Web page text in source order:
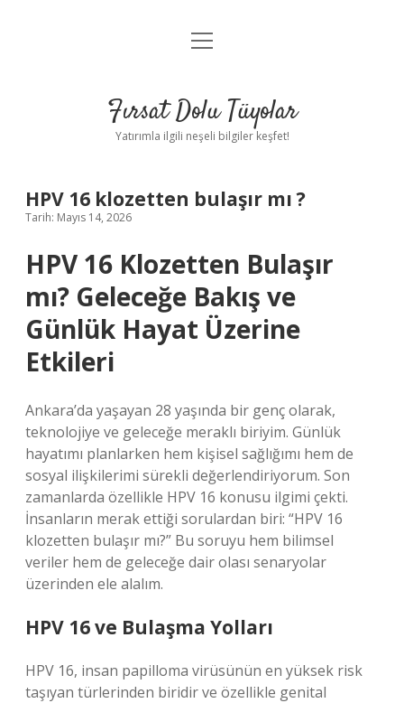
Gizlilik Politikası
Yasal Uyarı
menüyü
Fırsat Dolu Tüyolar
Yatırımla ilgili neşeli bilgiler keşfet!
HPV 16 klozetten bulaşır mı ?
Tarih: Mayıs 14, 2026
HPV 16 Klozetten Bulaşır
mı? Geleceğe Bakış ve
Günlük Hayat Üzerine
Etkileri
Ankara’da yaşayan 28 yaşında bir genç olarak,
teknolojiye ve geleceğe meraklı biriyim. Günlük
hayatımı planlarken hem kişisel sağlığımı hem de
sosyal ilişkilerimi sürekli değerlendiriyorum. Son
zamanlarda özellikle HPV 16 konusu ilgimi çekti.
İnsanların merak ettiği sorulardan biri: “HPV 16
klozetten bulaşır mı?” Bu soruyu hem bilimsel
veriler hem de geleceğe dair olası senaryolar
üzerinden ele alalım.
HPV 16 ve Bulaşma Yolları
HPV 16, insan papilloma virüsünün en yüksek risk
taşıyan türlerinden biridir ve özellikle genital